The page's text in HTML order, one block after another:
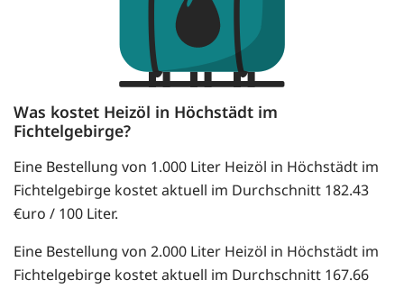
Was kostet Heizöl in Höchstädt im
Fichtelgebirge?
Eine Bestellung von 1.000 Liter Heizöl in Höchstädt im
Fichtelgebirge kostet aktuell im Durchschnitt 182.43
€uro / 100 Liter.
Eine Bestellung von 2.000 Liter Heizöl in Höchstädt im
Fichtelgebirge kostet aktuell im Durchschnitt 167.66